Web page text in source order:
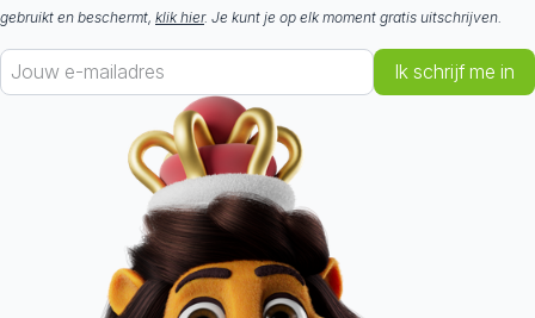
gebruikt en beschermt, klik hier. Je kunt je op elk moment gratis uitschrijven.
Ik schrijf me in